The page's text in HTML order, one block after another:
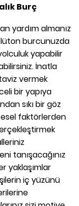
Burç
yardım almanız
burcunuzda
yapabilir
İnatla
vermek
bir yapıya
sıkı bir göz
faktörlerden
tanışacağınız
yaklaşımlar
iç yüzünü